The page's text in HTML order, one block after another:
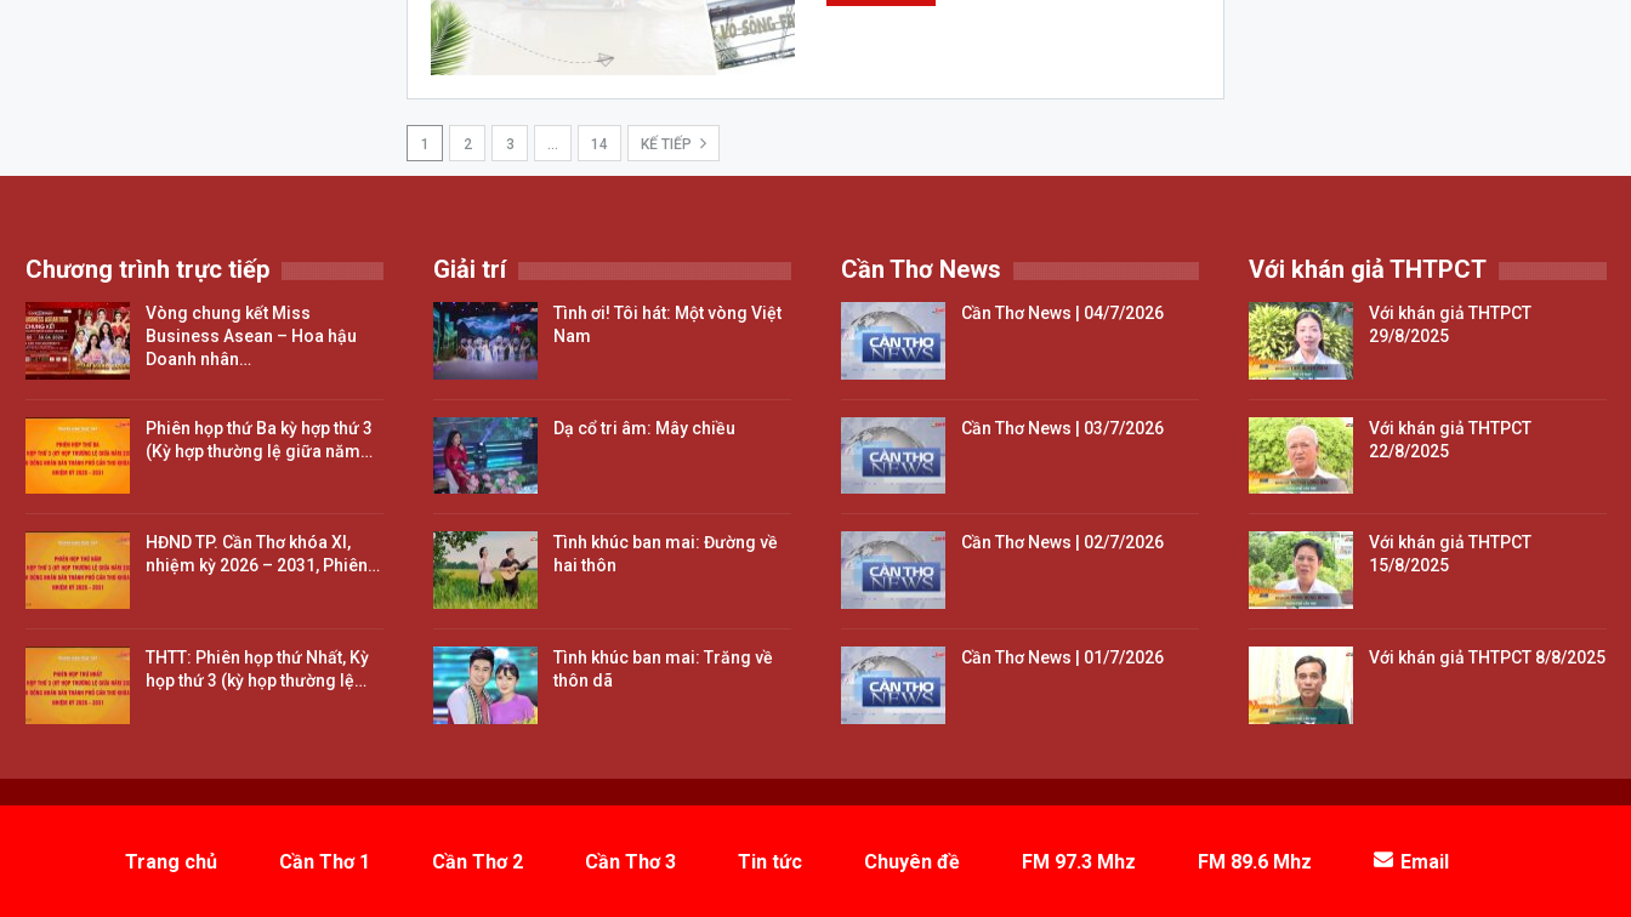
1 2 3 14 KẾ TIẾP
Chương trình trực tiếp
Vòng chung kết Miss
Business Asean – Hoa hậu
Doanh nhân…
Phiên họp thứ Ba kỳ hợp thứ 3
(Kỳ hợp thường lệ giữa năm…
HĐND TP. Cần Thơ khóa XI,
nhiệm kỳ 2026 – 2031, Phiên…
THTT: Phiên họp thứ Nhất, Kỳ
họp thứ 3 (kỳ họp thường lệ…
Giải trí
Tình ơi! Tôi hát: Một vòng Việt
Nam
Dạ cổ tri âm: Mây chiều
Tình khúc ban mai: Đường về
hai thôn
Tình khúc ban mai: Trăng về
thôn dã
Cần Thơ News
Cần Thơ News | 04/7/2026
Cần Thơ News | 03/7/2026
Cần Thơ News | 02/7/2026
Cần Thơ News | 01/7/2026
Với khán giả THTPCT
Với khán giả THTPCT
29/8/2025
Với khán giả THTPCT
22/8/2025
Với khán giả THTPCT
15/8/2025
Với khán giả THTPCT 8/8/2025
Trang chủ Cần Thơ 1 Cần Thơ 2 Cần Thơ 3 Tin tức Chuyên đề FM 97.3 Mhz FM 89.6 Mhz Email